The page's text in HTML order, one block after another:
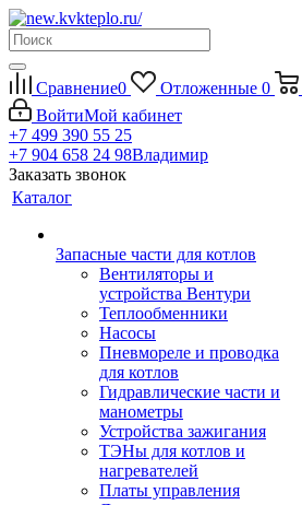
Сравнение0 Отложенные 0
ВойтиМой кабинет
+7 499 390 55 25
+7 904 658 24 98Владимир
Заказать звонок
Каталог
Запасные части для котлов
Вентиляторы и
устройства Вентури
Теплообменники
Насосы
Пневмореле и проводка
для котлов
Гидравлические части и
манометры
Устройства зажигания
ТЭНы для котлов и
нагревателей
Платы управления